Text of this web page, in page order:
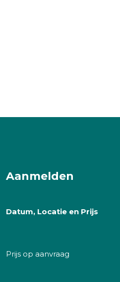
Aanmelden
Datum, Locatie en Prijs
Prijs op aanvraag